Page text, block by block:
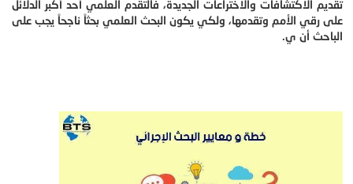
تقديم الاكتشافات والاختراعات الجديدة، فالتقدم العلمي أحد أكبر الدلائل
على رقي الأمم وتقدمها، ولكي يكون البحث العلمي بحثاً ناجحاً يجب على
الباحث أن ي.